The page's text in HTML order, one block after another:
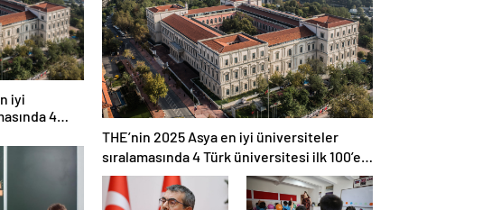
iyi
4
Gazete’de
THE’nin 2025 Asya en iyi üniversiteler
sıralamasında 4 Türk üniversitesi ilk 100’e
girdi